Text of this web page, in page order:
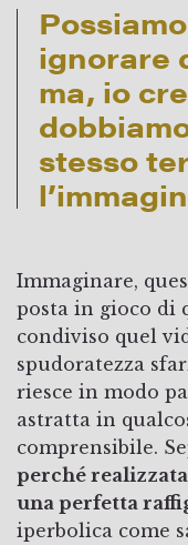
ignorare
ma, io
stesso
Immaginare,
posta in gioco di
condiviso quel
spudoratezza
riesce in modo
astratta in
comprensibile.
perché
una perfetta
iperbolica come